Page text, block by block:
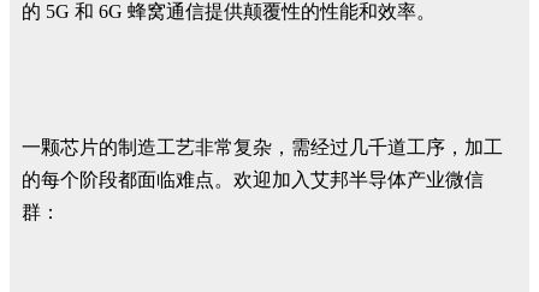
的 5G 和 6G 蜂窝通信提供颠覆性的性能和效率。
一颗芯片的制造工艺非常复杂，需经过几千道工序，加工
的每个阶段都面临难点。欢迎加入艾邦半导体产业微信
群：